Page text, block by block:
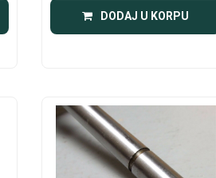
DODAJ U KORPU